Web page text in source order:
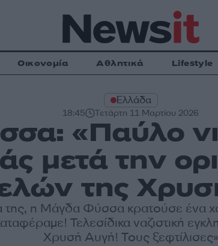
Οικονομία Αθλητικά Lifestyle
Ελλάδα
18:45 Τετάρτη 11 Μαρτίου 2026
«Παύλο
μετά την
της
της, η Μάγδα Φύσσα κρατούσε ένα
Τελεσίδικα ναζιστική
Χρυσή Αυγή! Τους ξεφτίλισες»